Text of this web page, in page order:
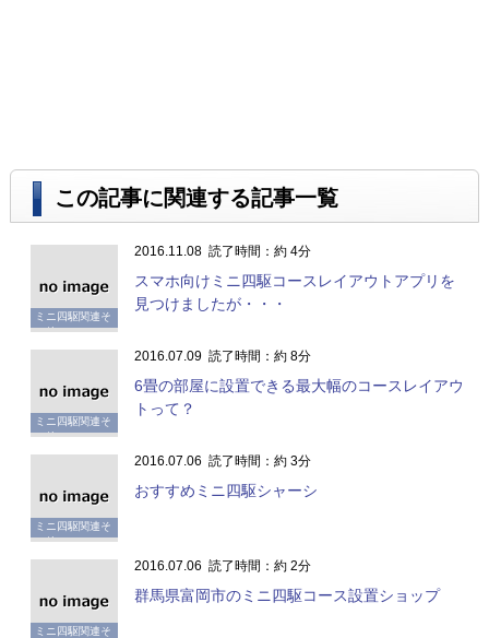
この記事に関連する記事一覧
ミニ四駆関連そ
の他
2016.11.08 読了時間：約 4分
スマホ向けミニ四駆コースレイアウトアプリを
見つけましたが・・・
ミニ四駆関連そ
の他
2016.07.09 読了時間：約 8分
6畳の部屋に設置できる最大幅のコースレイアウ
トって？
ミニ四駆関連そ
の他
2016.07.06 読了時間：約 3分
おすすめミニ四駆シャーシ
ミニ四駆関連そ
2016.07.06 読了時間：約 2分
群馬県富岡市のミニ四駆コース設置ショップ